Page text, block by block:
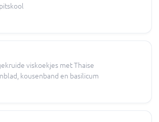
viskoekjes met Thaise
kousenband en basilicum